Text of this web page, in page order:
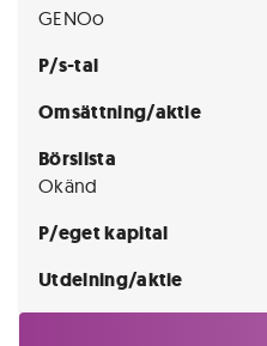
GENOo
P/s-tal
Omsättning/aktie
Börslista
Okänd
P/eget kapital
Utdelning/aktie